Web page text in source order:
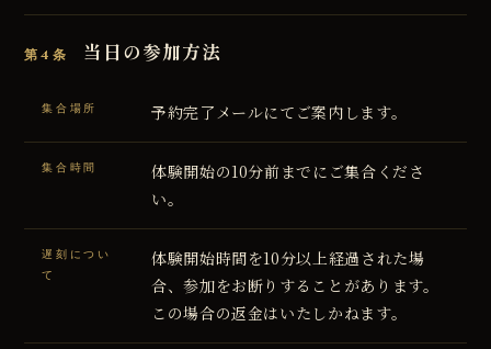
第4条 当日の参加方法
集合場所 予約完了メールにてご案内します。
集合時間
体験開始の10分前までにご集合くださ
い。
遅刻につい
て
体験開始時間を10分以上経過された場
合、参加をお断りすることがあります。
この場合の返金はいたしかねます。